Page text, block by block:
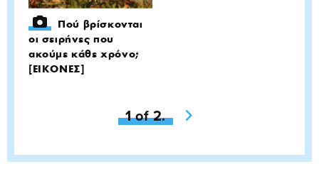
Πού βρίσκονται
οι σειρήνες που
ακούμε κάθε χρόνο;
[ΕΙΚΟΝΕΣ]
You're on page
1 of 2. Next page